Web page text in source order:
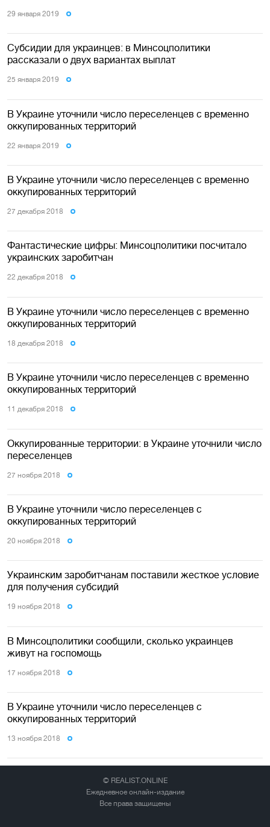
29 января 2019
Субсидии для украинцев: в Минсоцполитики
рассказали о двух вариантах выплат
25 января 2019
В Украине уточнили число переселенцев с временно
оккупированных территорий
22 января 2019
В Украине уточнили число переселенцев с временно
оккупированных территорий
27 декабря 2018
Фантастические цифры: Минсоцполитики посчитало
украинских заробитчан
22 декабря 2018
В Украине уточнили число переселенцев с временно
оккупированных территорий
18 декабря 2018
В Украине уточнили число переселенцев с временно
оккупированных территорий
11 декабря 2018
Оккупированные территории: в Украине уточнили число
переселенцев
27 ноября 2018
В Украине уточнили число переселенцев с
оккупированных территорий
20 ноября 2018
Украинским заробитчанам поставили жесткое условие
для получения субсидий
19 ноября 2018
В Минсоцполитики сообщили, сколько украинцев
живут на госпомощь
17 ноября 2018
В Украине уточнили число переселенцев с
оккупированных территорий
13 ноября 2018
© REALIST.ONLINE
Ежедневное онлайн-издание
Все права защищены